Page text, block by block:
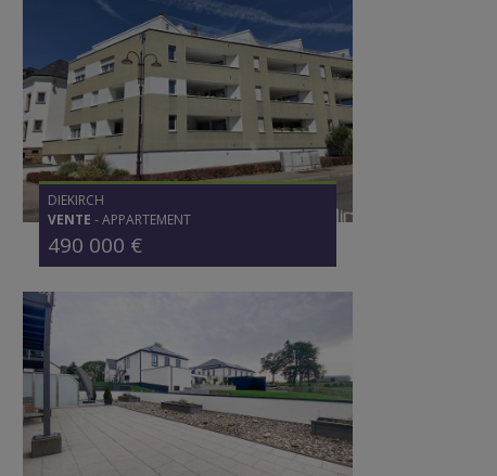
DIEKIRCH
VENTE -APPARTEMENT
490 000 €